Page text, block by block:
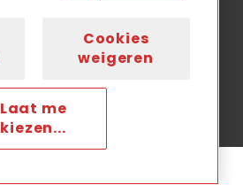
Cookiebeleid
Cookies
weigeren
Laat me
kiezen...